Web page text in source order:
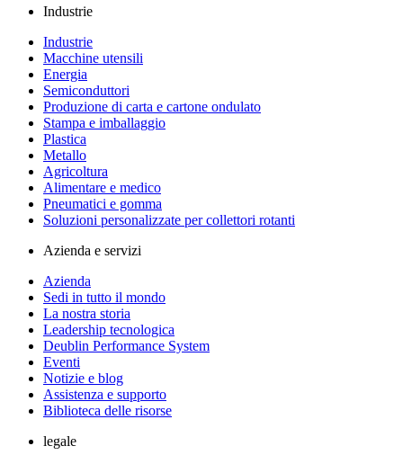
Industrie
Industrie
Macchine utensili
Energia
Semiconduttori
Produzione di carta e cartone ondulato
Stampa e imballaggio
Plastica
Metallo
Agricoltura
Alimentare e medico
Pneumatici e gomma
Soluzioni personalizzate per collettori rotanti
Azienda e servizi
Azienda
Sedi in tutto il mondo
La nostra storia
Leadership tecnologica
Deublin Performance System
Eventi
Notizie e blog
Assistenza e supporto
Biblioteca delle risorse
legale